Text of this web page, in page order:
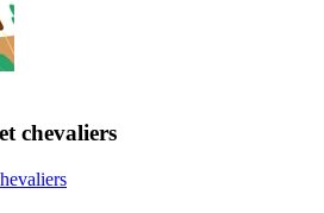
chevaliers